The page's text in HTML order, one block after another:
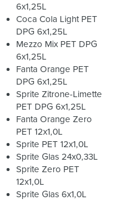
6x1,25L
Coca Cola Light PET
DPG 6x1,25L
Mezzo Mix PET DPG
6x1,25L
Fanta Orange PET
DPG 6x1,25L
Sprite Zitrone-Limette
PET DPG 6x1,25L
Fanta Orange Zero
PET 12x1,0L
Sprite PET 12x1,0L
Sprite Glas 24x0,33L
Sprite Zero PET
12x1,0L
Sprite Glas 6x1,0L